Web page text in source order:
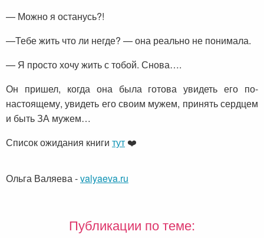
— Можно я останусь?!
—Тебе жить что ли негде? — она реально не понимала.
— Я просто хочу жить с тобой. Снова….
Он пришел, когда она была готова увидеть его по-
настоящему, увидеть его своим мужем, принять сердцем
и быть ЗА мужем…
Список ожидания книги тут ❤️
Ольга Валяева-valyaeva.ru
Публикации по теме: